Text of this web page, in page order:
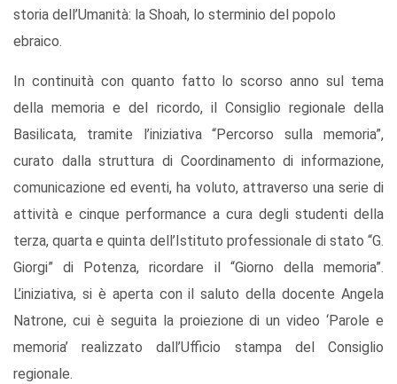
storia dell’Umanità: la Shoah, lo sterminio del popolo
ebraico.
In continuità con quanto fatto lo scorso anno sul tema
della memoria e del ricordo, il Consiglio regionale della
Basilicata, tramite l’iniziativa “Percorso sulla memoria”,
curato dalla struttura di Coordinamento di informazione,
comunicazione ed eventi, ha voluto, attraverso una serie di
attività e cinque performance a cura degli studenti della
terza, quarta e quinta dell’Istituto professionale di stato “G.
Giorgi” di Potenza, ricordare il “Giorno della memoria”.
L’iniziativa, si è aperta con il saluto della docente Angela
Natrone, cui è seguita la proiezione di un video ‘Parole e
memoria’ realizzato dall’Ufficio stampa del Consiglio
regionale.